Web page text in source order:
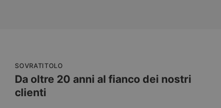
SOVRATITOLO
Da oltre 20 anni al fianco dei nostri
clienti